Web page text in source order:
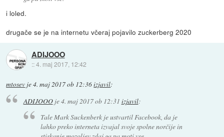
i loled.
drugače se je na internetu včeraj pojavilo zuckerberg 2020
ADIJOOO
::4. maj 2017, 12:42
mtosev je4. maj 2017 ob 12:36izjavil:
ADIJOOOje4. maj 2017 ob 12:31 izjavil:
Tale Mark Suckenberk je ustvartil Facebook, da je
lahko preko interneta izvajal svoje spolne norčije in